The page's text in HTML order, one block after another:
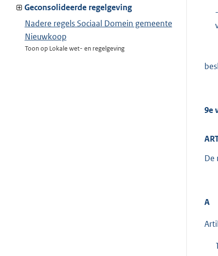
van:
Geconsolideerde regelgeving
Nadere regels Sociaal Domein gemeente
Nieuwkoop
Toon op Lokale wet- en regelgeving
-
9e
De
A